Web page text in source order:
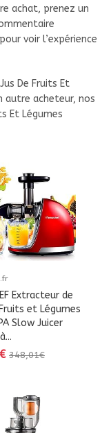
achat, prenez un
voir l’expérience
De Fruits Et
autre acheteur, nos
Et Légumes
Extracteur de
et Légumes
Slow Juicer
348,01€